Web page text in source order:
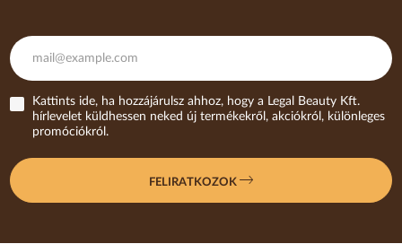
Kattints ide, ha hozzájárulsz ahhoz, hogy a Legal Beauty Kft.
hírlevelet küldhessen neked új termékekről, akciókról, különleges
promóciókról.
FELIRATKOZOK